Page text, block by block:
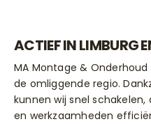
ACTIEF IN LIMBURG
MA Montage &
de omliggende regio.
kunnen wij snel
en werkzaamheden